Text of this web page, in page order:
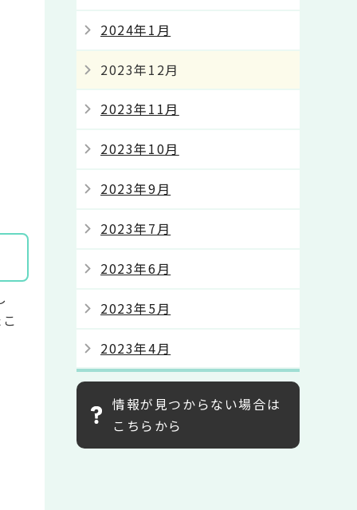
2024年1月
2023年12月
2023年11月
2023年10月
2023年9月
2023年7月
2023年6月
2023年5月
2023年4月
情報が見つからない場合は
こちらから